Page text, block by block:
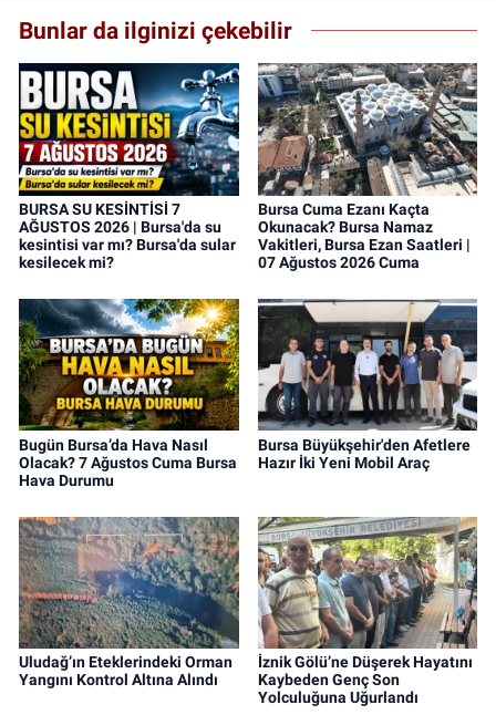
Bunlar da ilginizi çekebilir
BURSA SU KESİNTİSİ 7
AĞUSTOS 2026 | Bursa'da su
kesintisi var mı? Bursa'da sular
kesilecek mi?
Bursa Cuma Ezanı Kaçta
Okunacak? Bursa Namaz
Vakitleri, Bursa Ezan Saatleri |
07 Ağustos 2026 Cuma
Bugün Bursa’da Hava Nasıl
Olacak? 7 Ağustos Cuma Bursa
Hava Durumu
Bursa Büyükşehir'den Afetlere
Hazır İki Yeni Mobil Araç
Uludağ’ın Eteklerindeki Orman
Yangını Kontrol Altına Alındı
İznik Gölü’ne Düşerek Hayatını
Kaybeden Genç Son
Yolculuğuna Uğurlandı